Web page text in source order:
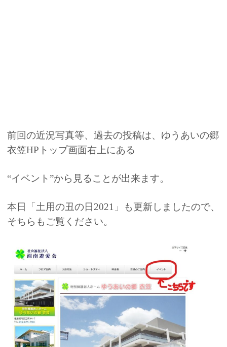
前回の近況写真等、過去の投稿は、ゆうあいの郷
衣笠HPトップ画面右上にある
“イベント”から見ることが出来ます。
本日「土用の丑の日2021」も更新しましたので、
そちらもご覧ください。